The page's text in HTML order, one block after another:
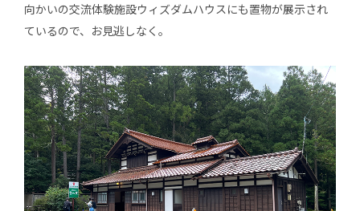
向かいの交流体験施設ウィズダムハウスにも置物が展示され
ているので、お見逃しなく。